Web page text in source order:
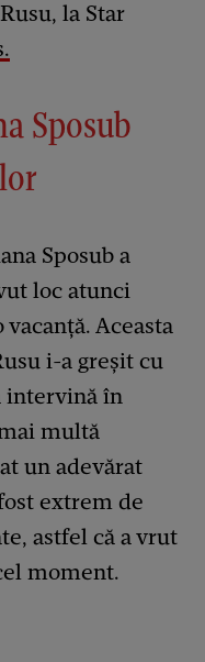
la Star
Sposub
Sposub a
loc atunci
Aceasta
i-a greșit cu
intervină în
multă
un adevărat
extrem de
astfel că a vrut
moment.